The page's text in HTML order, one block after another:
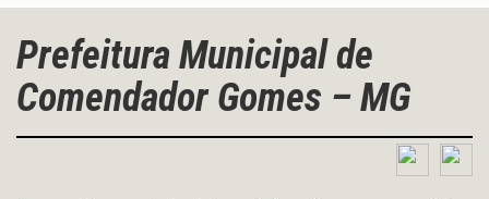
Prefeitura Municipal de
Comendador Gomes – MG